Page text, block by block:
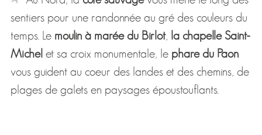
sentiers pour une randonnée au gré des couleurs du
temps. Le moulin à marée du Birlot, la chapelle Saint-
Michel et sa croix monumentale, le phare du Paon
vous guident au coeur des landes et des chemins, de
plages de galets en paysages époustouflants.